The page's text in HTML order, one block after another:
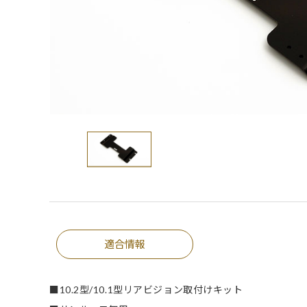
適合情報
■10.2型/10.1型リアビジョン取付けキット